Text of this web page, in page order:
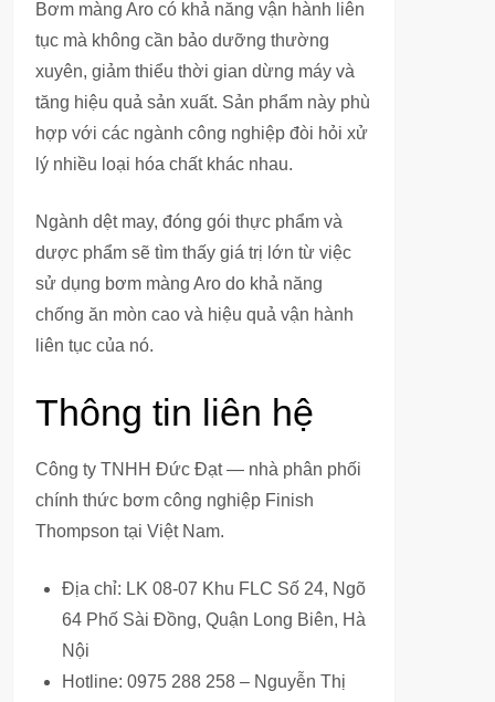
Bơm màng Aro có khả năng vận hành liên
tục mà không cần bảo dưỡng thường
xuyên, giảm thiểu thời gian dừng máy và
tăng hiệu quả sản xuất. Sản phẩm này phù
hợp với các ngành công nghiệp đòi hỏi xử
lý nhiều loại hóa chất khác nhau.
Ngành dệt may, đóng gói thực phẩm và
dược phẩm sẽ tìm thấy giá trị lớn từ việc
sử dụng bơm màng Aro do khả năng
chống ăn mòn cao và hiệu quả vận hành
liên tục của nó.
Thông tin liên hệ
Công ty TNHH Đức Đạt — nhà phân phối
chính thức bơm công nghiệp Finish
Thompson tại Việt Nam.
Địa chỉ: LK 08-07 Khu FLC Số 24, Ngõ
64 Phố Sài Đồng, Quận Long Biên, Hà
Nội
Hotline: 0975 288 258 – Nguyễn Thị